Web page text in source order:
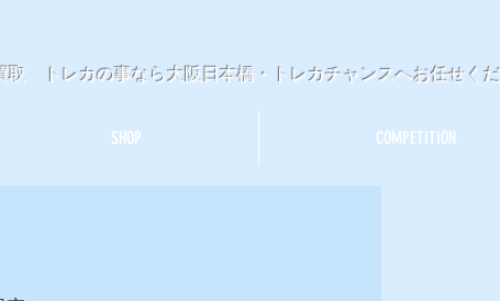
取 トレカの事なら大阪日本橋・トレカチャンスへお任せく
SHOP COMPETITION